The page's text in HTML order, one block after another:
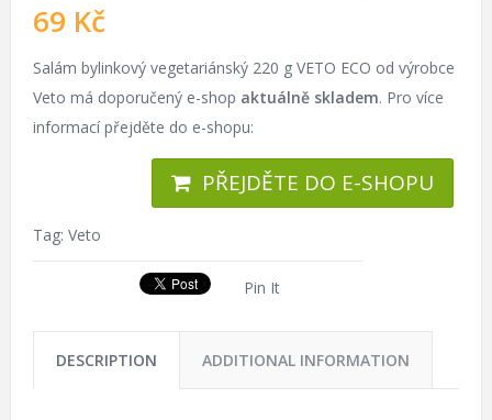
69 Kč
Salám bylinkový vegetariánský 220 g VETO ECO od výrobce
Veto má doporučený e-shop aktuálně skladem. Pro více
informací přejděte do e-shopu:
PŘEJDĚTE DO E-SHOPU
Tag: Veto
Pin It
DESCRIPTION ADDITIONAL INFORMATION